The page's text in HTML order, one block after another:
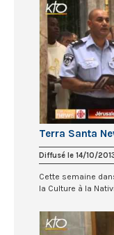
Terra Santa
Diffusé le 14/10/
Cette semaine
la Culture à la